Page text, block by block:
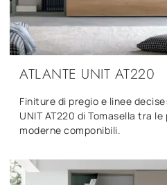
ATLANTE UNIT AT220
Finiture di pregio e linee
UNIT AT220 di Tomasella tra
moderne componibili.